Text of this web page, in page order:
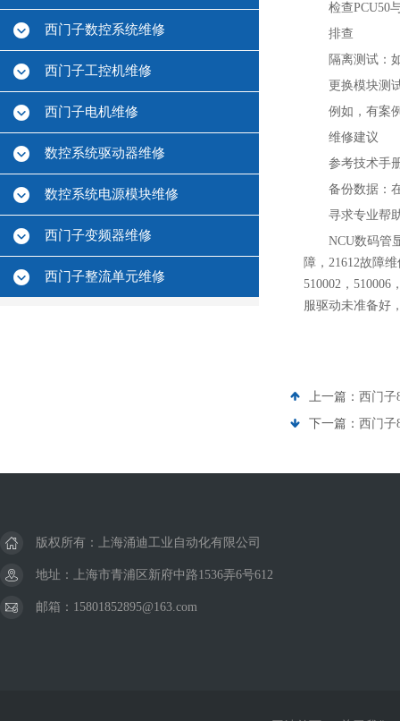
西门子数控系统维修
西门子工控机维修
西门子电机维修
数控系统驱动器维修
数控系统电源模块维修
西门子变频器维修
西门子整流单元维修
检查PCU50
排查‌
隔离测试‌：
更换模块测
例如，有案
维修建议
参考技术手
备份数据‌：
寻求专业帮
NCU数码管
障，21612故障
510002，
服驱动未准备好
上一篇： 西门子
下一篇： 西门子
版权所有：上海涌迪工业自动化有限公司
地址：上海市青浦区新府中路1536弄6号612
邮箱：15801852895@163.com